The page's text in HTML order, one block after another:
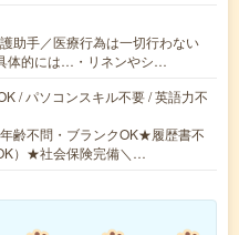
助手／医療行為は一切行わない
体的には…・リネンやシ…
/ パソコンスキル不要 / 英語力不
齢不問・ブランクOK★履歴書不
）★社会保険完備＼…